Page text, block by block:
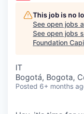
This job is no
See open jobs
See open jobs
Foundation
IT
Bogotá, Bogota,
Posted 6+ months